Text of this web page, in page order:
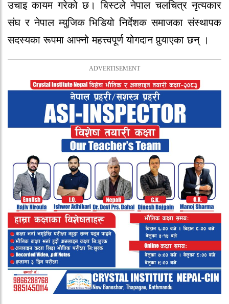
उचाइ कायम गरेको छ। बिस्टले नेपाल चलचित्र नृत्यकार
संघ र नेपाल म्युजिक भिडियो निर्देशक समाजका संस्थापक
सदस्यका रूपमा आफ्नो महत्त्वपूर्ण योगदान पुर्‍याएका छन् ।